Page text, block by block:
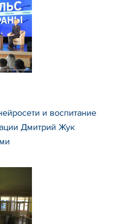
и воспитание
Дмитрий Жук